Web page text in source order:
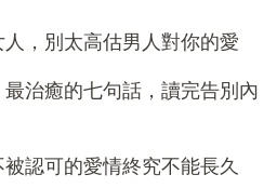
，別太高估男人對你的愛
最治癒的七句話，讀完告別內
認可的愛情終究不能長久